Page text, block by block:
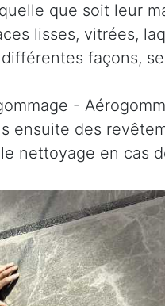
que soit leur
lisses, vitrées,
façons,
-
ensuite des
nettoyage en cas